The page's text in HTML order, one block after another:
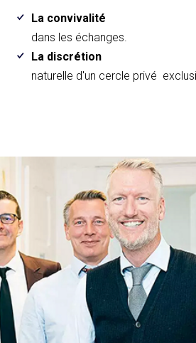
La convivalité
dans les échanges.
La discrétion
naturelle d'un cercle privé